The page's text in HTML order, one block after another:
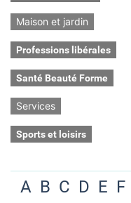
Maison et jardin
Professions libérales
Santé Beauté Forme
Services
Sports et loisirs
A B C D E F